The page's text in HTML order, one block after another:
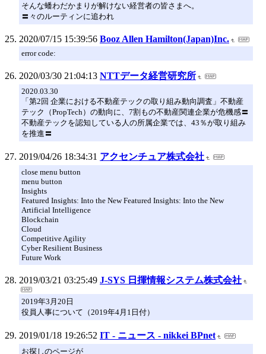
そんな蟠わだかまりが解けない経営者の皆さまへ。
〓々のルーティンに追われ
2020/07/15 15:39:56 Booz Allen Hamilton(Japan)Inc.
error code:
2020/03/30 21:04:13 NTTデータ経営研究所
2020.03.30
「第2回 企業における不動産テックの取り組み動向調査」不動産
テック（PropTech）の動向に、7割もの不動産関連企業が危機感〓
不動産テックを認知している人の所属企業では、43％が取り組み
を推進〓
2019/04/26 18:34:31 アクセンチュア株式会社
close menu button
menu button
Insights
Featured Insights: Into the New Featured Insights: Into the New
Artificial Intelligence
Blockchain
Cloud
Competitive Agility
Cyber Resilient Business
Future Work
2019/03/21 03:25:49 J-SYS 日揮情報システム株式会社
2019年3月20日
役員人事について（2019年4月1日付）
2019/01/18 19:26:52 IT - ニュース - nikkei BPnet
お探しのページが